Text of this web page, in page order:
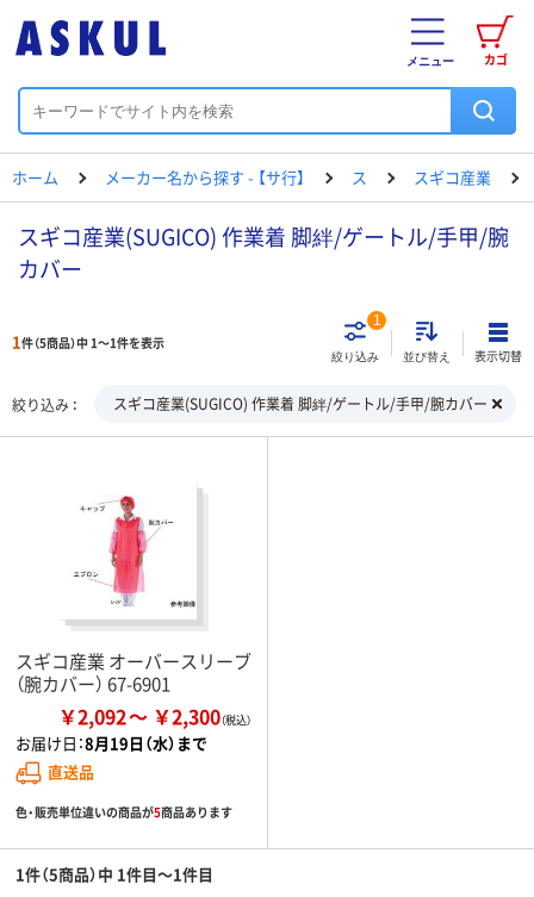
カゴ
メニュー
ホーム メーカー名から探す - 【サ行】 ス スギコ産業
スギコ産業(SUGICO) 作業着 脚絆/ゲートル/手甲/腕
カバー
1件（5商品）中 1～1件を表示
絞り込み
1
並び替え 表示切替
絞り込み スギコ産業(SUGICO) 作業着 脚絆/ゲートル/手甲/腕カバー
スギコ産業 オーバースリーブ
（腕カバー） 67-6901
￥2,092 ￥2,300
お届け日：8月19日（水）まで
直送品
色・販売単位違いの商品が5商品あります
1件（5商品）中 1件目～1件目